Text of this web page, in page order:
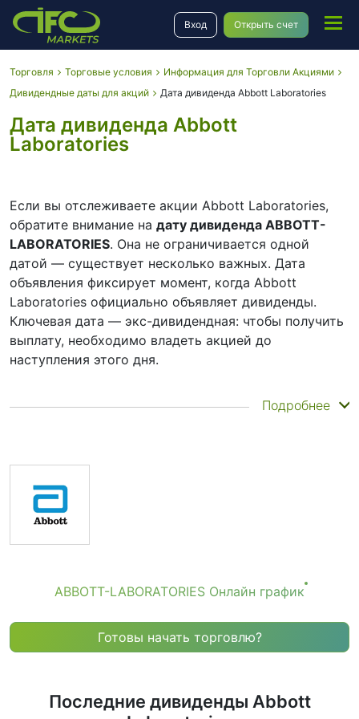
Вход Открыть счет
Торговля Торговые условия
Информация для Торговли Акциями
Дивидендные даты для акций
Дата дивиденда Abbott Laboratories
Дата дивиденда Abbott
Laboratories
Если вы отслеживаете акции Abbott Laboratories,
обратите внимание на дату дивиденда ABBOTT-
LABORATORIES. Она не ограничивается одной
датой — существует несколько важных. Дата
объявления фиксирует момент, когда Abbott
Laboratories официально объявляет дивиденды.
Ключевая дата — экс-дивидендная: чтобы получить
выплату, необходимо владеть акцией до
наступления этого дня.
Дата фиксации реестра акционеров — это момент,
Laboratories действительно выплачивает
дивиденды, но они невелики, так как компания
делает упор на рост, а не на крупные выплаты. Тем
не менее знание
инвестиционные решения.
LABORATORIES
Если вы следите за Abbott Laboratories (тикер
акций: ABBOTT-LABORATORIES), то, вероятно,
и почему это важно?
Подробнее
ABBOTT-LABORATORIES Oнлайн график
Готовы начать торговлю?
Последние дивиденды Abbott